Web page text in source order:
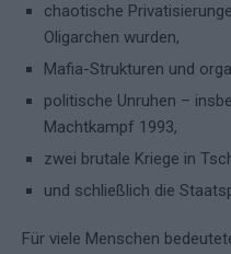
chaotische
Oligarchen wurden,
Mafia-Strukturen und
politische Unruhen –
Machtkampf 1993,
zwei brutale Kriege in
und schließlich die
Für viele Menschen